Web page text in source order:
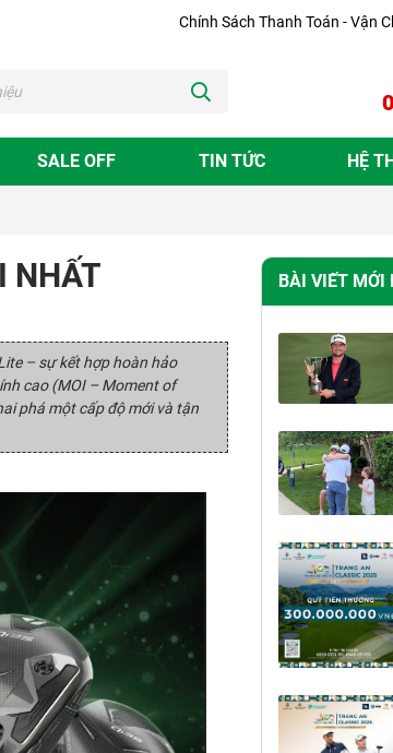
Chính Sách Thanh Toán - Vận
SALE OFF TIN TỨC HỆ
NHẤT
– sự kết hợp hoàn hảo
cao (MOI – Moment of
phá một cấp độ mới và tận
BÀI VIẾT MỚI